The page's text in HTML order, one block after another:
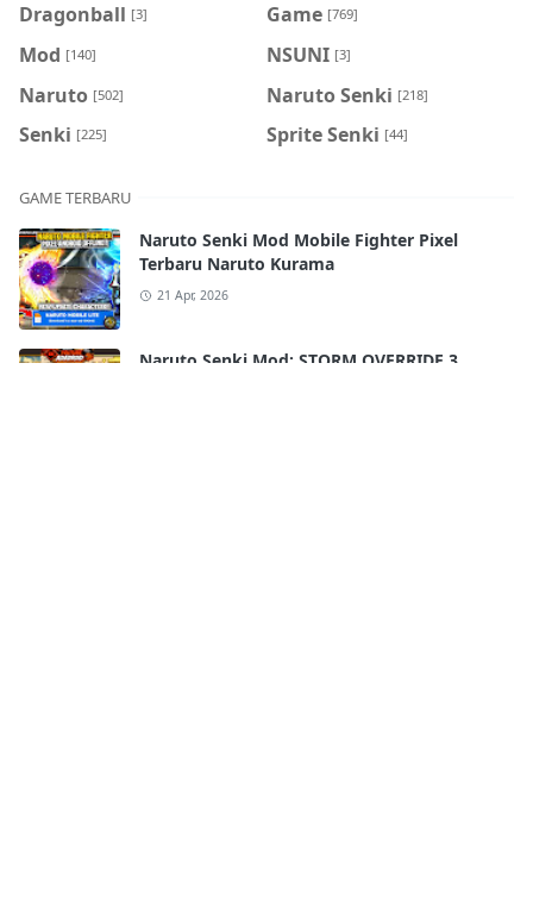
Dragonball [3] Game [769]
Mod [140] NSUNI [3]
Naruto [502] Naruto Senki [218]
Senki [225] Sprite Senki [44]
GAME TERBARU
Naruto Senki Mod Mobile Fighter Pixel
Terbaru Naruto Kurama
21 Apr, 2026
Naruto Senki Mod: STORM OVERRIDE 3